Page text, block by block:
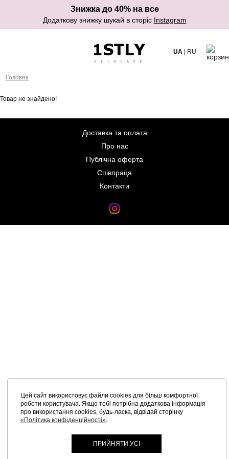
Знижка до 40% на все
Додаткову знижку шукай в сторіс Instagram
UA RU
Головна
Товар не знайдено!
Доставка та оплата
Про нас
Публічна оферта
Співпраця
Контакти
Цей сайт використовує файли cookies для більш комфортної
роботи користувача. Якщо тобі потрібна додаткова інформація
про використання cookies, будь-ласка, відвідай сторінку
«Політика конфіденційності».
ПРИЙНЯТИ УСІ